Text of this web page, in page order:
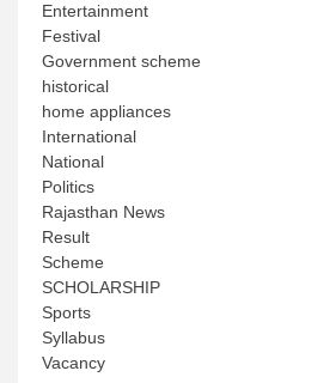
Entertainment
Festival
Government scheme
historical
home appliances
International
National
Politics
Rajasthan News
Result
Scheme
SCHOLARSHIP
Sports
Syllabus
Vacancy